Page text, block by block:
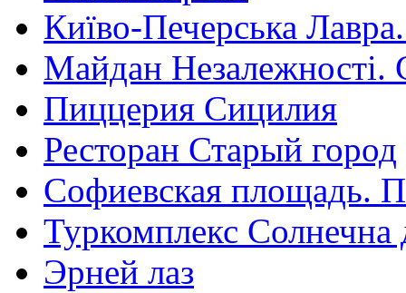
Київо-Печерська
Майдан Незалежності.
Пиццерия Сицилия
Ресторан Старый город
Софиевская площадь.
Туркомплекс Солнечна
Эрней лаз